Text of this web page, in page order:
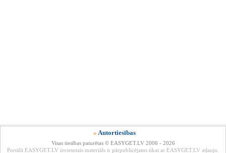
» Autortiesības
Visas tiesības paturētas © EASYGET.LV 2006 - 2026
Portālā EASYGET.LV izvietotais materiāls ir pārpublicējams tikai ar EASYGET.LV atļauju.